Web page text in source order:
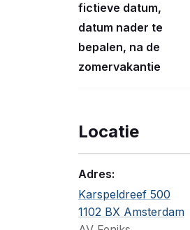
fictieve datum,
datum nader te
bepalen, na de
zomervakantie
Locatie
Adres:
Karspeldreef 500
1102 BX Amsterdam